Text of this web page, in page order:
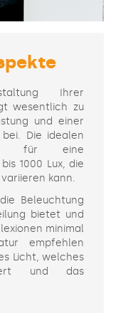
Ihrer
wesentlich zu
und einer
Die idealen
für eine
1000 Lux, die
kann.
Beleuchtung
bietet und
minimal
empfehlen
Licht, welches
und das